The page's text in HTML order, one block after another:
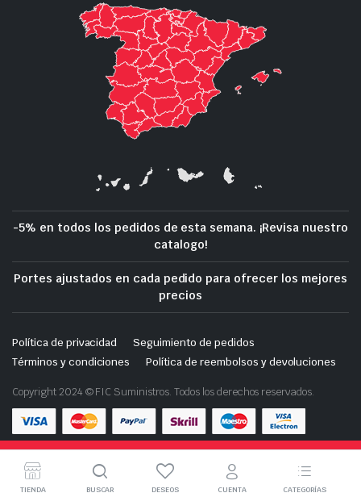
Tienda de demostración con fines de prueba — no se
realizarán pedidos.
Descartar
-5% en todos los pedidos de esta semana. ¡Revisa nuestro
catalogo!
Portes ajustados en cada pedido para ofrecer los mejores
precios
Política de privacidad
Seguimiento de pedidos
Términos y condiciones
Política de reembolsos y devoluciones
Copyright 2024 © FIC Suministros. Todos los derechos reservados.
Descarga nuestra App en tu móvil
TIENDA BUSCAR DESEOS CUENTA CATEGORÍAS